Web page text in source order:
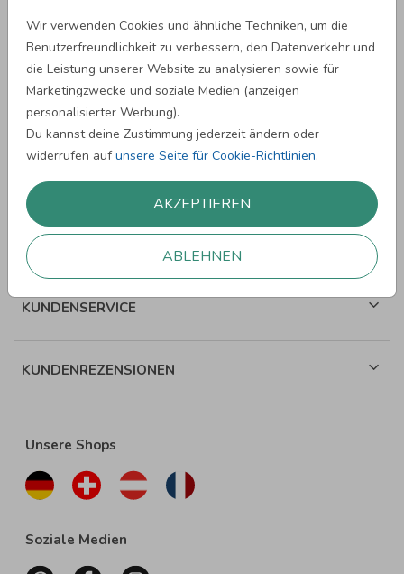
Wir verwenden Cookies und ähnliche Techniken, um die
Benutzerfreundlichkeit zu verbessern, den Datenverkehr und
die Leistung unserer Website zu analysieren sowie für
Marketingzwecke und soziale Medien (anzeigen
personalisierter Werbung).
Du kannst deine Zustimmung jederzeit ändern oder
widerrufen aufunsere Seite für Cookie-Richtlinien.
AKZEPTIEREN
ABLEHNEN
SPRÜCHE ZUM GEBURTSTAG
SPRÜCHE ZUR HOCHZEIT
WEITERE SPRÜCHE
ÜBER WUNDERKARTEN
KUNDENSERVICE
KUNDENREZENSIONEN
Unsere Shops
Soziale Medien